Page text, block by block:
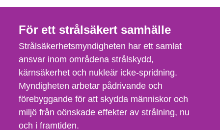
För ett strålsäkert samhälle
Strålsäkerhetsmyndigheten har ett samlat
ansvar inom områdena strålskydd,
kärnsäkerhet och nukleär icke-spridning.
Myndigheten arbetar pådrivande och
förebyggande för att skydda människor och
miljö från oönskade effekter av strålning, nu
och i framtiden.